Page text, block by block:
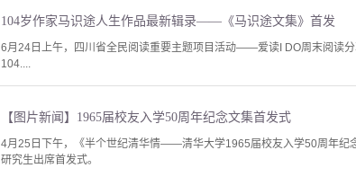
104岁作家马识途人生作品最新辑录——《马识途文集》首发
6月24日上午，四川省全民阅读重要主题项目活动——爱读I DO周末阅读
104....
【图片新闻】1965届校友入学50周年纪念文集首发式
4月25日下午，《半个世纪清华情——清华大学1965届校友入学50周年纪
研究生出席首发式。